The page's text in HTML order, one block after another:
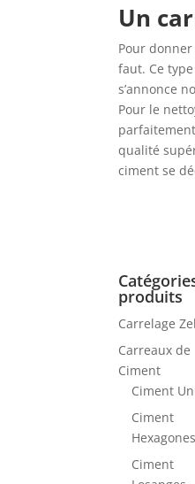
Un
Pour
faut. Ce
s’annonce
Pour le
qualité
ciment se
produits
Carrelage
Carreaux de
Ciment
Ciment
Ciment
Hexagones
Ciment